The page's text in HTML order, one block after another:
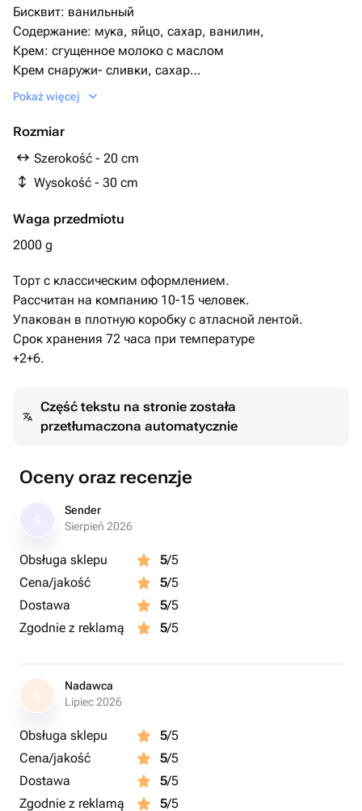
Бисквит: ванильный
Содержание: мука, яйцо, сахар, ванилин,
Крем: сгущенное молоко с маслом
Крем снаружи- сливки, сахар
Начинка: с вафлями, шоколадными шариками
Pokaż więcej
Rozmiar
Szerokość - 20 cm
Wysokość - 30 cm
Waga przedmiotu
2000 g
Торт с классическим оформлением.
Рассчитан на компанию 10-15 человек.
Упакован в плотную коробку с атласной лентой.
Срок хранения 72 часа при температуре
+2+6.
Część tekstu na stronie została
przetłumaczona automatycznie
Oceny oraz recenzje
Sender
Sierpień 2026
Obsługa sklepu 5/5
Cena/jakość
5/5
Dostawa
5/5
Zgodnie z reklamą
5/5
N
Nadawca
Lipiec 2026
Obsługa sklepu 5/5
Cena/jakość
5/5
Dostawa
5/5
Zgodnie z reklamą
5/5